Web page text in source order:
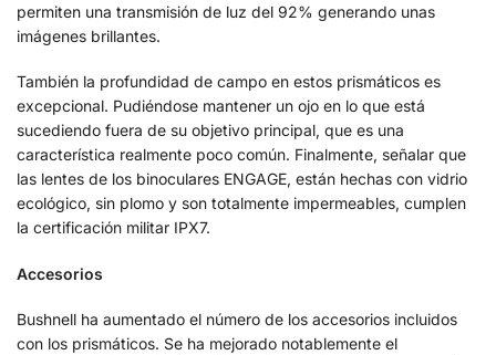
permiten una transmisión de luz del 92% generando unas
imágenes brillantes.
También la profundidad de campo en estos prismáticos es
excepcional. Pudiéndose mantener un ojo en lo que está
sucediendo fuera de su objetivo principal, que es una
característica realmente poco común. Finalmente, señalar que
las lentes de los binoculares ENGAGE, están hechas con vidrio
ecológico, sin plomo y son totalmente impermeables, cumplen
la certificación militar IPX7.
Accesorios
Bushnell ha aumentado el número de los accesorios incluidos
con los prismáticos. Se ha mejorado notablemente el